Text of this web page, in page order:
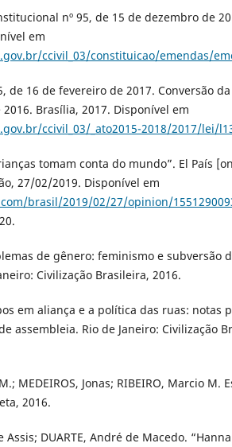
nº 95, de 15 de dezembro de
em
ccivil_03/constituicao/emendas/emc/
de 16 de fevereiro de 2017. Conversão
2016. Brasília, 2017. Disponível em
ccivil_03/_ato2015-2018/2017/lei/
tomam conta do mundo”. El País
27/02/2019. Disponível em
brasil/2019/02/27/opinion/
de gênero: feminismo e subversão
Civilização Brasileira, 2016.
em aliança e a política das ruas: notas
assembleia. Rio de Janeiro: Civilização
MEDEIROS, Jonas; RIBEIRO, Marcio M.
2016.
Assis; DUARTE, André de Macedo.